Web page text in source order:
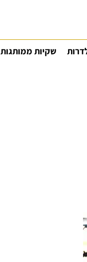
שקיות ממותגות